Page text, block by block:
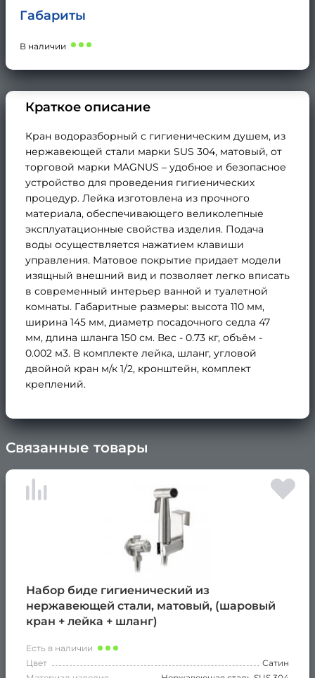
Габариты
В наличии
Краткое описание
Кран водоразборный с гигиеническим душем, из
нержавеющей стали марки SUS 304, матовый, от
торговой марки MAGNUS – удобное и безопасное
устройство для проведения гигиенических
процедур. Лейка изготовлена из прочного
материала, обеспечивающего великолепные
эксплуатационные свойства изделия. Подача
воды осуществляется нажатием клавиши
управления. Матовое покрытие придает модели
изящный внешний вид и позволяет легко вписать
в современный интерьер ванной и туалетной
комнаты. Габаритные размеры: высота 110 мм,
ширина 145 мм, диаметр посадочного седла 47
мм, длина шланга 150 см. Вес - 0.73 кг, объём -
0.002 м3. В комплекте лейка, шланг, угловой
двойной кран м/к 1/2, кронштейн, комплект
креплений.
Связанные товары
Набор биде гигиенический из
нержавеющей стали, матовый, (шаровый
кран + лейка + шланг)
Есть в наличии
Цвет
Сатин